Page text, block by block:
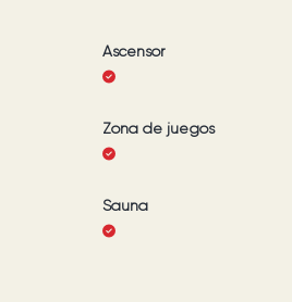
Ascensor
Zona de juegos
Sauna